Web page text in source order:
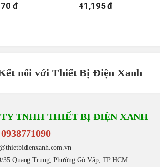
đ 41,195 đ
nối với Thiết Bị Điện Xanh
TY TNHH THIẾT BỊ ĐIỆN XANH
0938771090
35 Quang Trung, Phường Gò Vấp, TP HCM